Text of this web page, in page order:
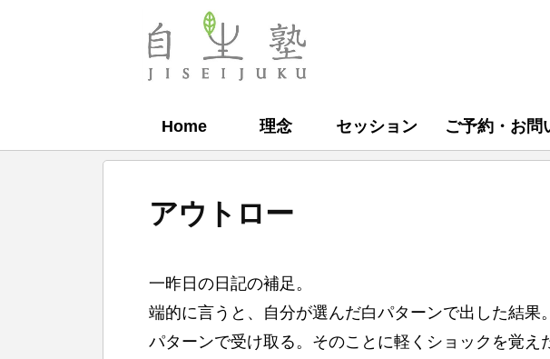
自
Home 理念 セッション ご予約・お問
アウトロー
自
生
一昨日の日記の補足。
端的に言うと、自分が選んだ白パターンで出した結果
パターンで受け取る。そのことに軽くショックを覚え